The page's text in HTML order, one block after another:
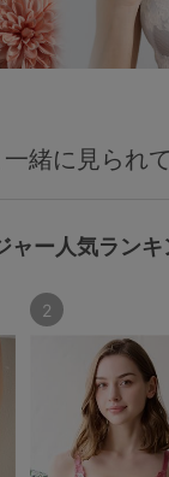
緒に見られ
ャー人気ランキ
2